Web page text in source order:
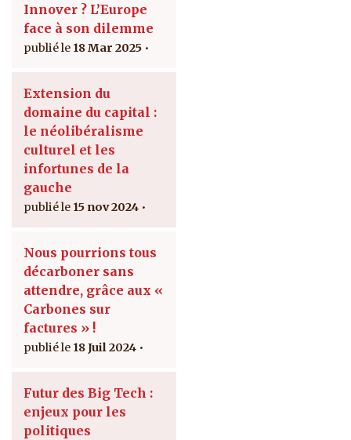
Innover ? L’Europe
face à son dilemme
18 Mar 2025
Extension du
domaine du capital :
le néolibéralisme
culturel et les
infortunes de la
gauche
15 nov 2024
Nous pourrions tous
décarboner sans
attendre, grâce aux «
Carbones sur
factures » !
18 Juil 2024
Futur des Big Tech :
enjeux pour les
politiques